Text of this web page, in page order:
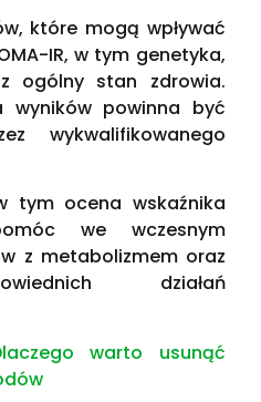
które mogą wpływać
IR, w tym genetyka,
ogólny stan zdrowia.
wyników powinna być
wykwalifikowanego
tym ocena wskaźnika
we wczesnym
z metabolizmem oraz
działań
warto usunąć